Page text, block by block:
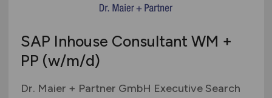
SAP Inhouse Consultant WM +
PP (w/m/d)
Dr. Maier + Partner GmbH Executive Search